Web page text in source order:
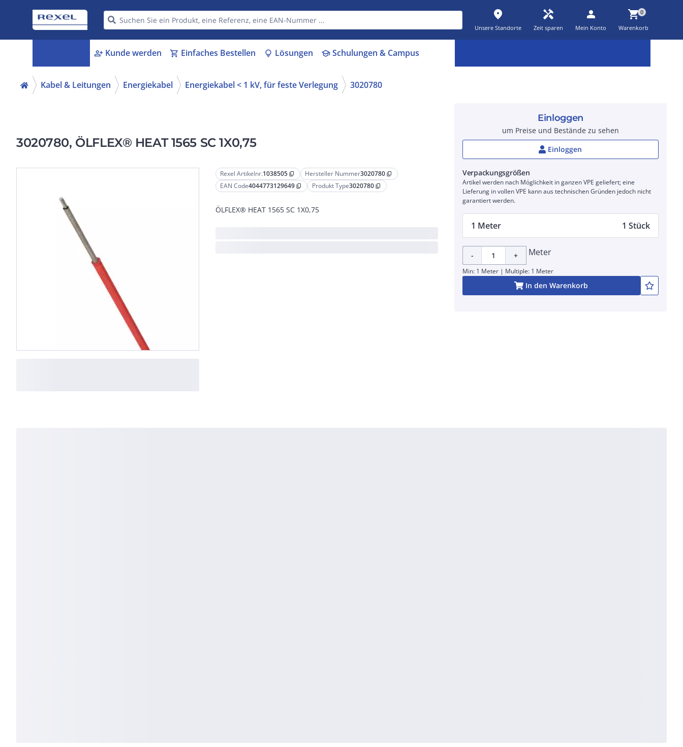
place
Unsere Standorte
handyman
Zeit sparen
person
Mein Konto
shopping_cart0
Warenkorb
person_add Kunde werden shopping_cart Einfaches Bestellen lightbulb Lösungen schoolSchulungen & Campus
Kabel & Leitungen Energiekabel Energiekabel < 1 kV, für feste Verlegung 3020780
3020780, ÖLFLEX® HEAT 1565 SC 1X0,75
Rexel Artikelnr.1038505 content_copy Hersteller Nummer3020780 content_copy
EAN Code4044773129649 content_copy Produkt Type3020780 content_copy
ÖLFLEX® HEAT 1565 SC 1X0,75
Einloggen
um Preise und Bestände zu sehen
Einloggen
Verpackungsgrößen
Artikel werden nach Möglichkeit in ganzen VPE geliefert; eine
Lieferung in vollen VPE kann aus technischen Gründen jedoch nicht
garantiert werden.
1 Meter 1 Stück
- + Meter
Min: 1 Meter | Multiple: 1 Meter
In den Warenkorb